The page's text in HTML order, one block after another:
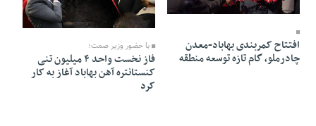
25 Bahman 1404 - 07:19
افتتاح کمربندی بهاباد-معدن
چادرملو، گام تازه توسعه منطقه
15 Bahman 1404 - 18:58
با حضور وزیر صمت؛
فاز نخست واحد ۴ میلیون تنی
کنستانتره آهن بهاباد آغاز به کار
کرد